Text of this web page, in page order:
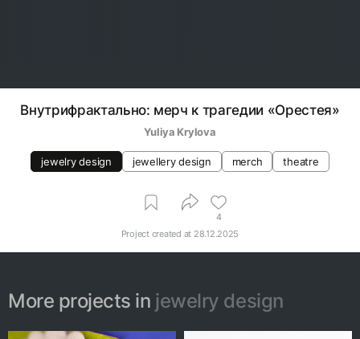
Внутрифрактально: мерч к трагедии «Орестея»
Yuliya Krylova
jewelry design jewellery design merch theatre
4
Project created at 28.12.2025
More projects in jewelry design